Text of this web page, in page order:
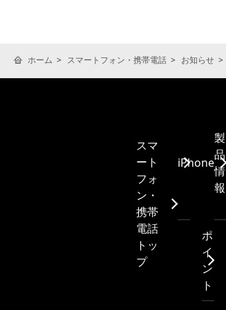
ホーム スマートフォン・携帯電話 お知らせ
スマ
ート
フォ
ン・
携帯
電話
トッ
プ
iPhone
製
品
情
報
ポ
イ
ン
ト